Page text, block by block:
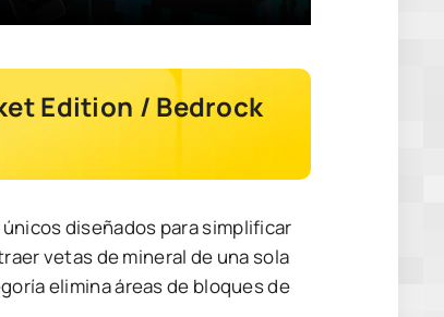
Edition / Bedrock
diseñados para simplificar
vetas de mineral de una sola
elimina áreas de bloques de